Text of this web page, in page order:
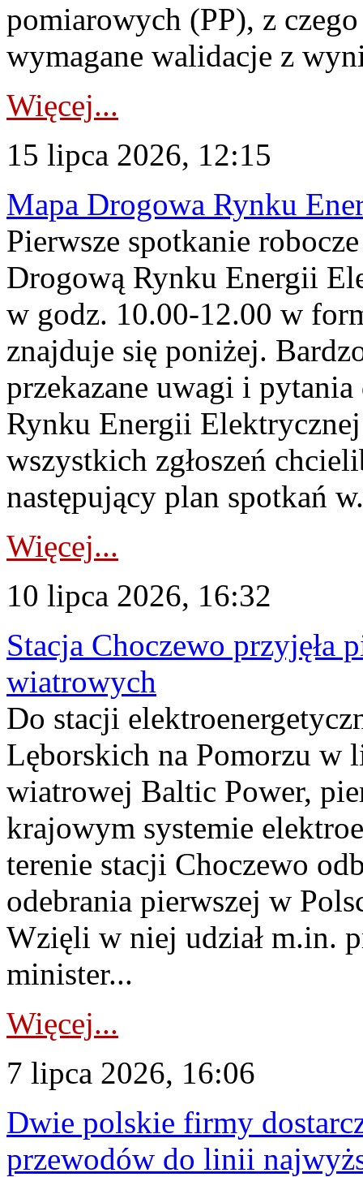
pomiarowych (PP), z
wymagane walidacje z
Więcej...
15 lipca 2026, 12:15
Mapa Drogowa Rynku
Pierwsze spotkanie
Drogową Rynku Energii
w godz. 10.00-12.00 w
znajduje się poniżej.
przekazane uwagi i
Rynku Energii
wszystkich zgłoszeń
następujący plan spotkań
Więcej...
10 lipca 2026, 16:32
Stacja Choczewo przyjęła
wiatrowych
Do stacji
Lęborskich na Pomorzu w
wiatrowej Baltic Power,
krajowym systemie
terenie stacji Choczewo
odebrania pierwszej w
Wzięli w niej udział m.in.
minister...
Więcej...
7 lipca 2026, 16:06
Dwie polskie firmy
przewodów do linii